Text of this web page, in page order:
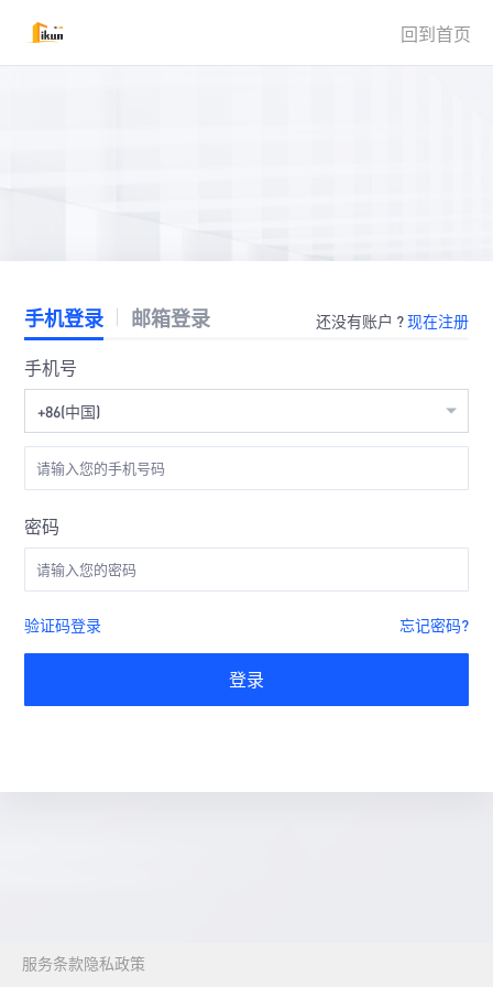
回到首页
手机登录 邮箱登录 还没有账户 ?现在注册
手机号
+86(中国)
密码
验证码登录 忘记密码?
登录
服务条款 隐私政策